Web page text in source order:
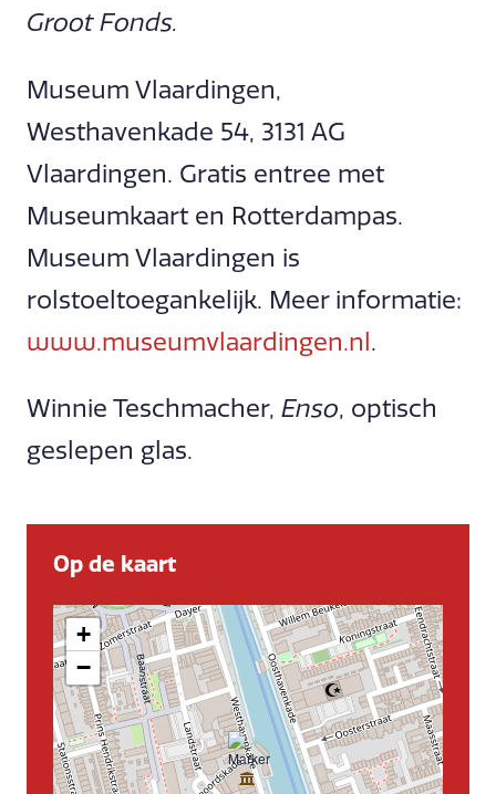
Groot Fonds.
Museum Vlaardingen,
Westhavenkade 54, 3131 AG
Vlaardingen. Gratis entree met
Museumkaart en Rotterdampas.
Museum Vlaardingen is
rolstoeltoegankelijk. Meer informatie:
www.museumvlaardingen.nl.
Winnie Teschmacher, Enso, optisch
geslepen glas.
Op de kaart
+
−